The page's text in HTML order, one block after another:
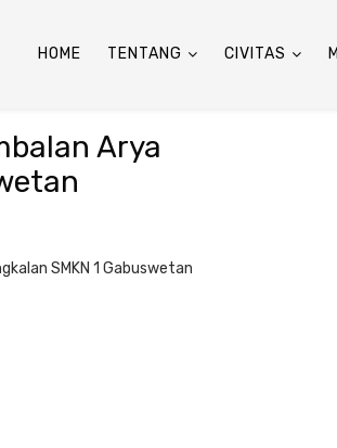
HOME TENTANG CIVITAS
Arya
SMKN 1 Gabuswetan